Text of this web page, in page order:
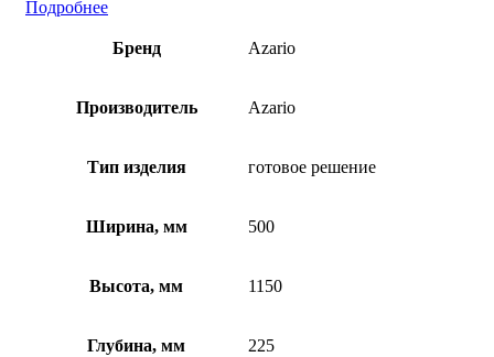
Подробнее
Бренд Azario
Производитель Azario
Тип изделия готовое решение
Ширина, мм 500
Высота, мм 1150
Глубина, мм 225